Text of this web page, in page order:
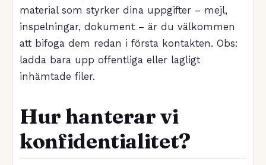
material som styrker dina uppgifter – mejl,
inspelningar, dokument – är du välkommen
att bifoga dem redan i första kontakten. Obs:
ladda bara upp offentliga eller lagligt
inhämtade filer.
Hur hanterar vi
konfidentialitet?